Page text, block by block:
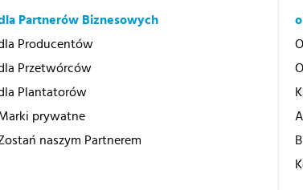
Partnerów Biznesowych
Producentów
Przetwórców
Plantatorów
prywatne
naszym Partnerem